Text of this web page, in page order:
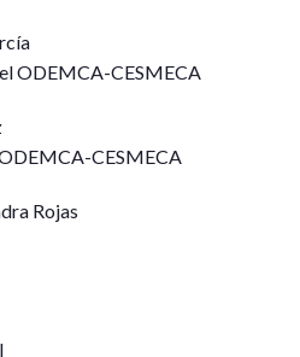
ODEMCA-CESMECA
CESMECA
Rojas